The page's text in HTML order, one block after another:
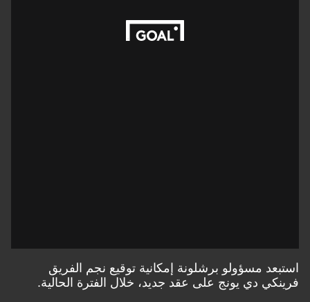
استبعد مسؤولو برشلونة إمكانية توقيع نجم الفريق
فرينكي دي يونج على عقد جديد، خلال الفترة الحالية.